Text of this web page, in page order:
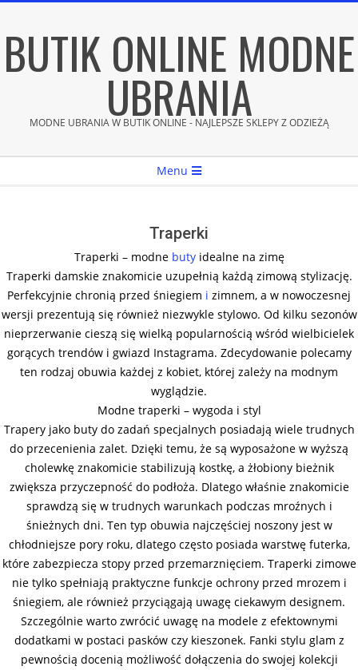
content
BUTIK ONLINE MODNE
UBRANIA
MODNE UBRANIA W BUTIK ONLINE - NAJLEPSZE SKLEPY Z ODZIEŻĄ
Menu
Traperki
Traperki – modne butyidealne na zimę
Traperki damskie znakomicie uzupełnią każdą zimową stylizację.
Perfekcyjnie chronią przed śniegiem i zimnem, a w nowoczesnej
wersji prezentują się również niezwykle stylowo. Od kilku sezonów
nieprzerwanie cieszą się wielką popularnością wśród wielbicielek
gorących trendów i gwiazd Instagrama. Zdecydowanie polecamy
ten rodzaj obuwia każdej z kobiet, której zależy na modnym
wyglądzie.
Modne traperki – wygoda i styl
Trapery jako buty do zadań specjalnych posiadają wiele trudnych
do przecenienia zalet. Dzięki temu, że są wyposażone w wyższą
cholewkę znakomicie stabilizują kostkę, a żłobiony bieżnik
zwiększa przyczepność do podłoża. Dlatego właśnie znakomicie
sprawdzą się w trudnych warunkach podczas mroźnych i
śnieżnych dni. Ten typ obuwia najczęściej noszony jest w
chłodniejsze pory roku, dlatego często posiada warstwę futerka,
które zabezpiecza stopy przed przemarznięciem. Traperki zimowe
nie tylko spełniają praktyczne funkcje ochrony przed mrozem i
śniegiem, ale również przyciągają uwagę ciekawym designem.
Szczególnie warto zwrócić uwagę na modele z efektownymi
dodatkami w postaci pasków czy kieszonek. Fanki stylu glam z
pewnością docenią możliwość dołączenia do swojej kolekcji